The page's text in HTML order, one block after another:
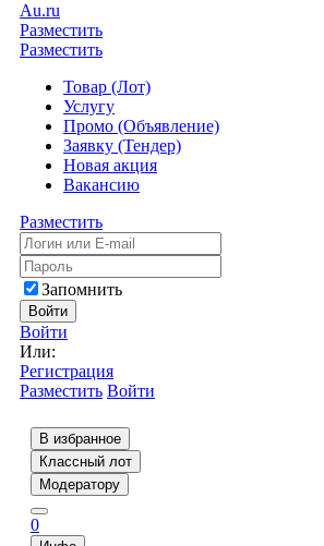
Au.ru
Разместить
Разместить
Товар (Лот)
Услугу
Промо (Объявление)
Заявку (Тендер)
Новая акция
Вакансию
Разместить
Запомнить
Войти
Войти
Или:
Регистрация
Разместить Войти
В избранное
Классный лот
Модератору
0